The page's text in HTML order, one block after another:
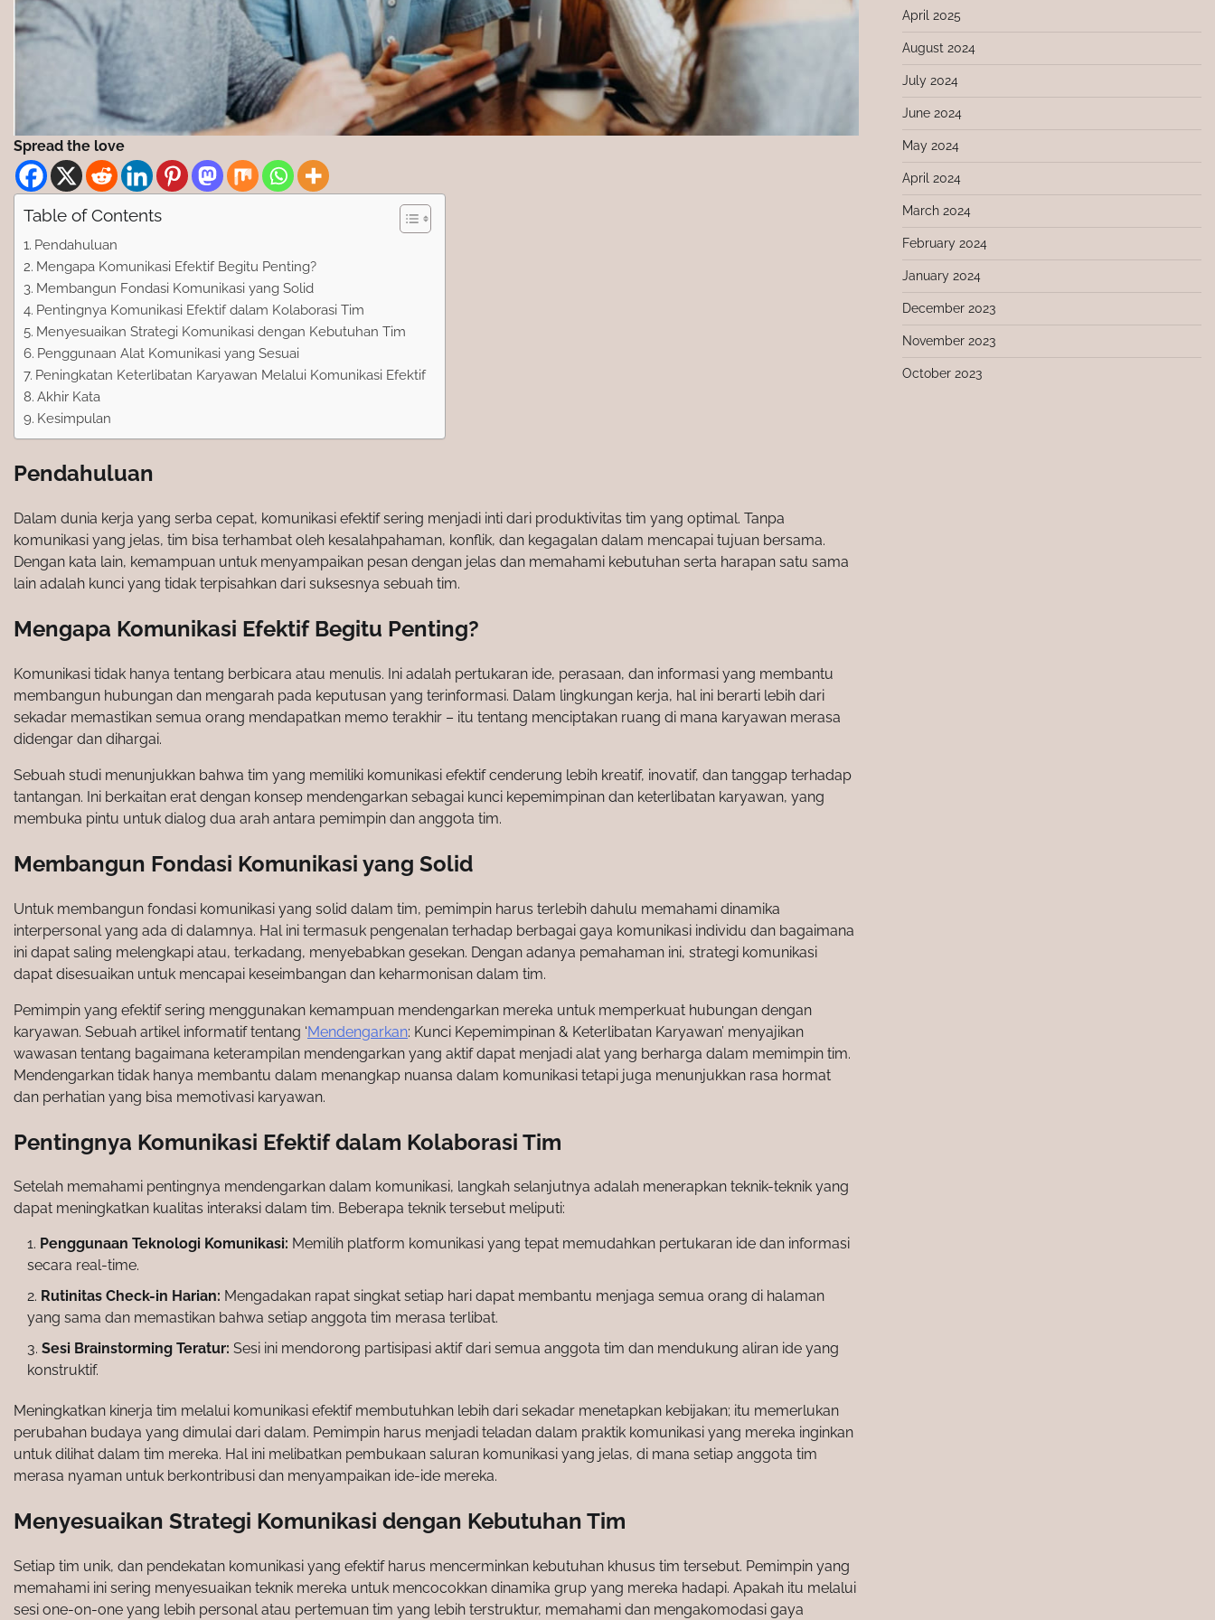
Spread the love
Table of Contents
Pendahuluan
Mengapa Komunikasi Efektif Begitu Penting?
Membangun Fondasi Komunikasi yang Solid
Pentingnya Komunikasi Efektif dalam Kolaborasi Tim
Menyesuaikan Strategi Komunikasi dengan Kebutuhan Tim
Penggunaan Alat Komunikasi yang Sesuai
Peningkatan Keterlibatan Karyawan Melalui Komunikasi Efektif
Akhir Kata
Kesimpulan
Pendahuluan
Dalam dunia kerja yang serba cepat, komunikasi efektif sering menjadi inti dari produktivitas tim yang optimal. Tanpa
komunikasi yang jelas, tim bisa terhambat oleh kesalahpahaman, konflik, dan kegagalan dalam mencapai tujuan bersama.
Dengan kata lain, kemampuan untuk menyampaikan pesan dengan jelas dan memahami kebutuhan serta harapan satu sama
lain adalah kunci yang tidak terpisahkan dari suksesnya sebuah tim.
Mengapa Komunikasi Efektif Begitu Penting?
Komunikasi tidak hanya tentang berbicara atau menulis. Ini adalah pertukaran ide, perasaan, dan informasi yang membantu
membangun hubungan dan mengarah pada keputusan yang terinformasi. Dalam lingkungan kerja, hal ini berarti lebih dari
sekadar memastikan semua orang mendapatkan memo terakhir – itu tentang menciptakan ruang di mana karyawan merasa
didengar dan dihargai.
Sebuah studi menunjukkan bahwa tim yang memiliki komunikasi efektif cenderung lebih kreatif, inovatif, dan tanggap terhadap
tantangan. Ini berkaitan erat dengan konsep mendengarkan sebagai kunci kepemimpinan dan keterlibatan karyawan, yang
membuka pintu untuk dialog dua arah antara pemimpin dan anggota tim.
Membangun Fondasi Komunikasi yang Solid
Untuk membangun fondasi komunikasi yang solid dalam tim, pemimpin harus terlebih dahulu memahami dinamika
interpersonal yang ada di dalamnya. Hal ini termasuk pengenalan terhadap berbagai gaya komunikasi individu dan bagaimana
ini dapat saling melengkapi atau, terkadang, menyebabkan gesekan. Dengan adanya pemahaman ini, strategi komunikasi
dapat disesuaikan untuk mencapai keseimbangan dan keharmonisan dalam tim.
Pemimpin yang efektif sering menggunakan kemampuan mendengarkan mereka untuk memperkuat hubungan dengan
karyawan. Sebuah artikel informatif tentang ‘Mendengarkan: Kunci Kepemimpinan & Keterlibatan Karyawan’ menyajikan
wawasan tentang bagaimana keterampilan mendengarkan yang aktif dapat menjadi alat yang berharga dalam memimpin tim.
Mendengarkan tidak hanya membantu dalam menangkap nuansa dalam komunikasi tetapi juga menunjukkan rasa hormat
dan perhatian yang bisa memotivasi karyawan.
Pentingnya Komunikasi Efektif dalam Kolaborasi Tim
Setelah memahami pentingnya mendengarkan dalam komunikasi, langkah selanjutnya adalah menerapkan teknik-teknik yang
dapat meningkatkan kualitas interaksi dalam tim. Beberapa teknik tersebut meliputi:
Penggunaan Teknologi Komunikasi: Memilih platform komunikasi yang tepat memudahkan pertukaran ide dan informasi
secara real-time.
Rutinitas Check-in Harian: Mengadakan rapat singkat setiap hari dapat membantu menjaga semua orang di halaman
yang sama dan memastikan bahwa setiap anggota tim merasa terlibat.
Sesi Brainstorming Teratur: Sesi ini mendorong partisipasi aktif dari semua anggota tim dan mendukung aliran ide yang
konstruktif.
Meningkatkan kinerja tim melalui komunikasi efektif membutuhkan lebih dari sekadar menetapkan kebijakan; itu memerlukan
perubahan budaya yang dimulai dari dalam. Pemimpin harus menjadi teladan dalam praktik komunikasi yang mereka inginkan
untuk dilihat dalam tim mereka. Hal ini melibatkan pembukaan saluran komunikasi yang jelas, di mana setiap anggota tim
merasa nyaman untuk berkontribusi dan menyampaikan ide-ide mereka.
Menyesuaikan Strategi Komunikasi dengan Kebutuhan Tim
Setiap tim unik, dan pendekatan komunikasi yang efektif harus mencerminkan kebutuhan khusus tim tersebut. Pemimpin yang
memahami ini sering menyesuaikan teknik mereka untuk mencocokkan dinamika grup yang mereka hadapi. Apakah itu melalui
sesi one-on-one yang lebih personal atau pertemuan tim yang lebih terstruktur, memahami dan mengakomodasi gaya
April 2025
August 2024
July 2024
June 2024
May 2024
April 2024
March 2024
February 2024
January 2024
December 2023
November 2023
October 2023